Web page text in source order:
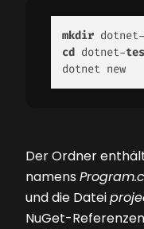
mkdir dotnet-
cd dotnet-
dotnet new
Der Ordner
namens
und die Datei
NuGet-